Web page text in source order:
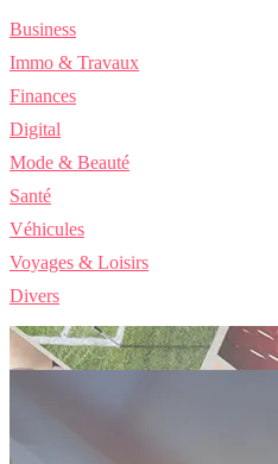
Business
Immo & Travaux
Finances
Digital
Mode & Beauté
Santé
Véhicules
Voyages & Loisirs
Divers